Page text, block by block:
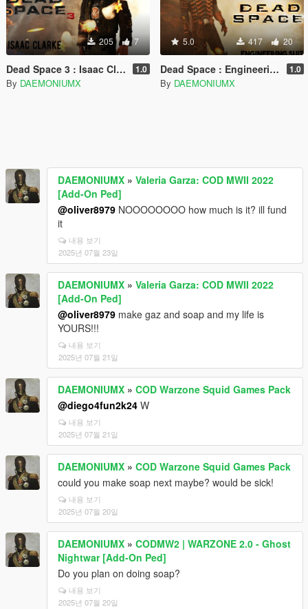
205 7
Dead Space 3 : Isaac Clarke 1.0
By DAEMONIUMX
5.0 417 20
Dead Space : Engineering Suit 1.0
By DAEMONIUMX
DAEMONIUMX » Valeria Garza: COD MWII 2022
[Add-On Ped]
@oliver8979 NOOOOOOOO how much is it? ill fund
it
내용 보기
2025년 07월 23일
DAEMONIUMX » Valeria Garza: COD MWII 2022
[Add-On Ped]
@oliver8979 make gaz and soap and my life is
YOURS!!!
내용 보기
2025년 07월 21일
DAEMONIUMX » COD Warzone Squid Games Pack
@diego4fun2k24 W
내용 보기
2025년 07월 21일
DAEMONIUMX » COD Warzone Squid Games Pack
could you make soap next maybe? would be sick!
내용 보기
2025년 07월 20일
DAEMONIUMX » CODMW2 | WARZONE 2.0 - Ghost
Nightwar [Add-On Ped]
Do you plan on doing soap?
내용 보기
2025년 07월 20일